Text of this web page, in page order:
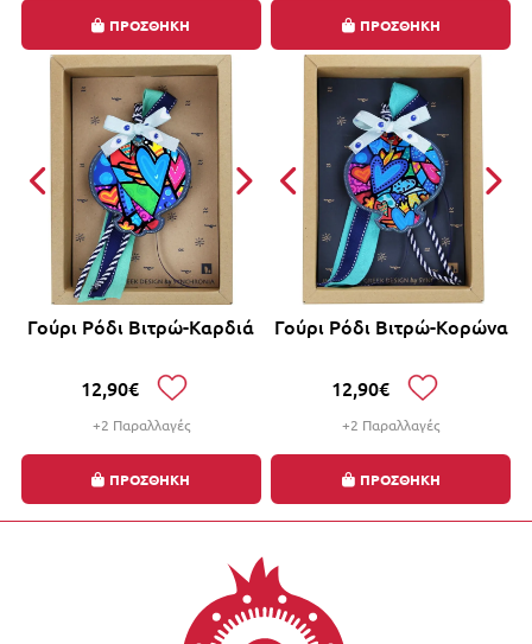
ΠΡΟΣΘΗΚΗ ΠΡΟΣΘΗΚΗ
Γούρι Ρόδι Βιτρώ-Καρδιά
12,90€
+2 Παραλλαγές
ΠΡΟΣΘΗΚΗ
Γούρι Ρόδι Βιτρώ-Κορώνα
12,90€
+2 Παραλλαγές
ΠΡΟΣΘΗΚΗ
γουριών, αυτόματα στο καλάθι σας!